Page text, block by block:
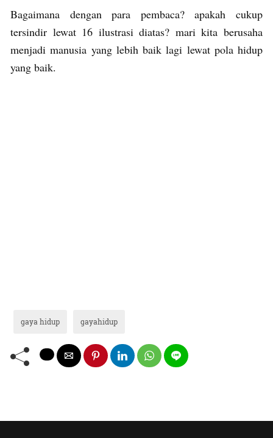
Bagaimana dengan para pembaca? apakah cukup
tersindir lewat 16 ilustrasi diatas? mari kita berusaha
menjadi manusia yang lebih baik lagi lewat pola hidup
yang baik.
gaya hidup gayahidup